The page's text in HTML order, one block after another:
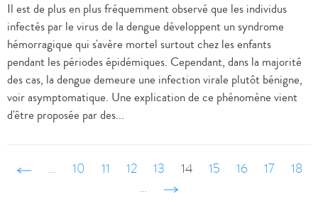
Il est de plus en plus fréquemment observé que les individus
infectés par le virus de la dengue développent un syndrome
hémorragique qui s'avère mortel surtout chez les enfants
pendant les périodes épidémiques. Cependant, dans la majorité
des cas, la dengue demeure une infection virale plutôt bénigne,
voir asymptomatique. Une explication de ce phénomène vient
d'être proposée par des...
‹ précédent
… 10 11 12 13 14 15 16 17
18
…
suivant ›